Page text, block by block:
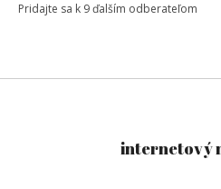
Pridajte sa k 9 ďalším odberateľom
internetový